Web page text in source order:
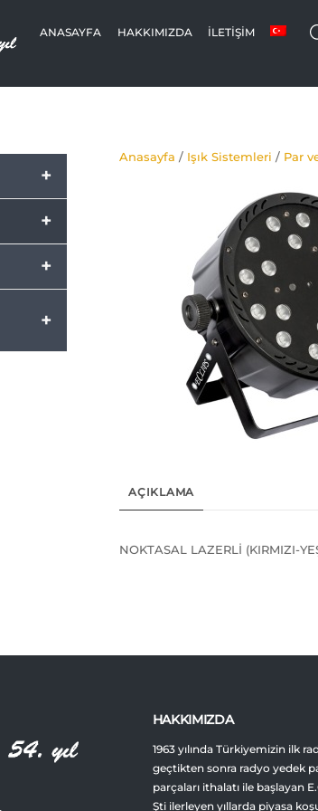
ANASAYFA HAKKIMIZDA İLETIŞIM
Anasayfa / Işık Sistemleri / Par
AÇIKLAMA
NOKTASAL LAZERLİ (KIRMIZI-
+
+
+
+
HAKKIMIZDA
1963 yılında Türkiyemizin ilk
geçtikten sonra radyo yedek
parçaları ithalatı ile başlayan
Şti ilerleyen yıllarda piyasa